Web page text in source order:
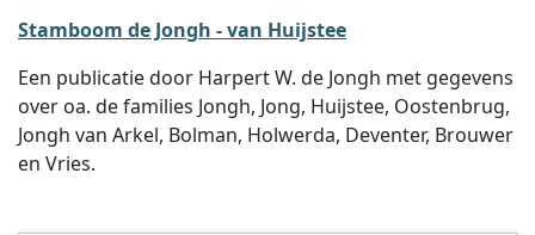
Stamboom de Jongh - van Huijstee
Een publicatie door Harpert W. de Jongh met gegevens
over oa. de families Jongh, Jong, Huijstee, Oostenbrug,
Jongh van Arkel, Bolman, Holwerda, Deventer, Brouwer
en Vries.